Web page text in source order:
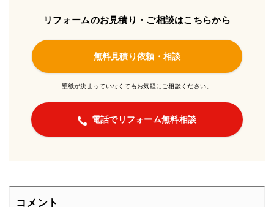
リフォームのお見積り・ご相談はこちらから
無料見積り依頼・相談
壁紙が決まっていなくてもお気軽にご相談ください。
電話でリフォーム無料相談
コメント